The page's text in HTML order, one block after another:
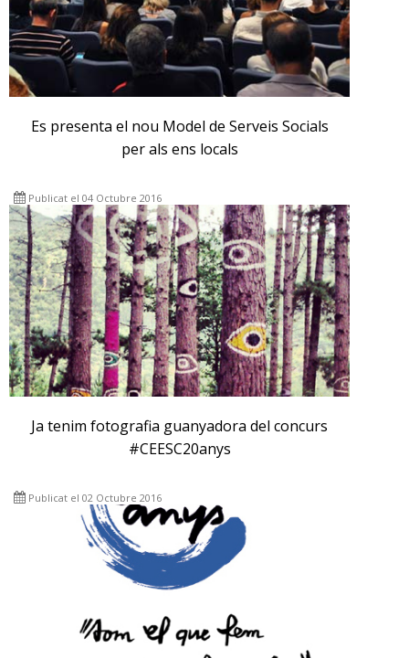
Es presenta el nou Model de Serveis Socials
per als ens locals
Publicat el 04 Octubre 2016
Ja tenim fotografia guanyadora del concurs
#CEESC20anys
Publicat el 02 Octubre 2016